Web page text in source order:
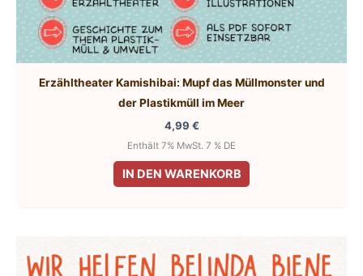
Erzähltheater Kamishibai: Mupf das Müllmonster und
der Plastikmüll im Meer
4,99 €
Enthält 7% MwSt. 7 % DE
IN DEN WARENKORB